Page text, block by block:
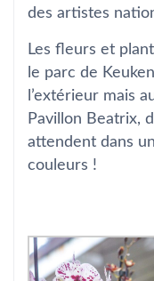
des artistes
Les fleurs et
le parc de
l’extérieur mais
Pavillon Beatrix,
attendent dans
couleurs !